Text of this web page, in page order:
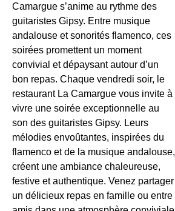
Camargue s’anime au rythme des
guitaristes Gipsy. Entre musique
andalouse et sonorités flamenco, ces
soirées promettent un moment
convivial et dépaysant autour d’un
bon repas. Chaque vendredi soir, le
restaurant La Camargue vous invite à
vivre une soirée exceptionnelle au
son des guitaristes Gipsy. Leurs
mélodies envoûtantes, inspirées du
flamenco et de la musique andalouse,
créent une ambiance chaleureuse,
festive et authentique. Venez partager
un délicieux repas en famille ou entre